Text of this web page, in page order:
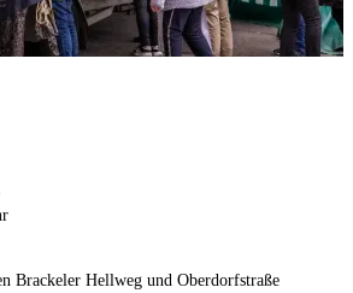
Brackeler Hellweg und Oberdorfstraße